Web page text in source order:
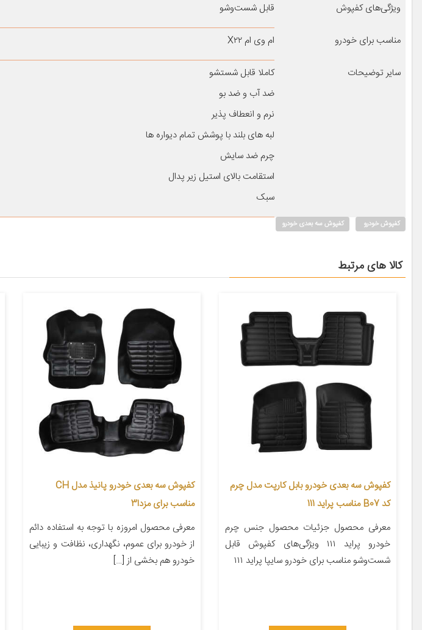
ویژگی‌های کفپوش قابل شست‌وشو
مناسب برای خودرو ام وی ام X۲۲
سایر توضیحات
کاملا قابل شستشو
ضد آب و ضد بو
نرم و انعطاف پذیر
لبه های بلند با پوشش تمام دیواره ها
چرم ضد سایش
استقامت بالای استیل زیر پدال
سبک
کفپوش خودرو کفپوش سه بعدی خودرو
کالا های مرتبط
کفپوش سه بعدی خودرو بابل کارپت مدل چرم
کد B07 مناسب پراید 111
معرفی محصول جزئیات محصول جنس چرم
خودرو پراید ۱۱۱ ویژگی‌های کفپوش قابل
شست‌وشو مناسب برای خودرو سایپا پراید ۱۱۱
کفپوش سه بعدی خودرو پانیذ مدل CH
مناسب برای مزدا3
معرفی محصول امروزه با توجه به استفاده دائم
از خودرو برای عموم، نگهداری، نظافت و زیبایی
خودرو هم بخشی از […]